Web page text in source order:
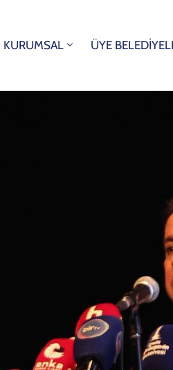
KURUMSAL ÜYE